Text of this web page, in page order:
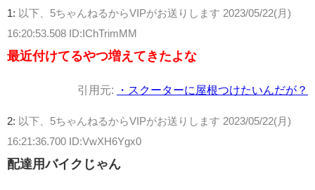
1: 以下、5ちゃんねるからVIPがお送りします 2023/05/22(月)
16:20:53.508 ID:IChTrimMM
最近付けてるやつ増えてきたよな
引用元: ・スクーターに屋根つけたいんだが？
2: 以下、5ちゃんねるからVIPがお送りします 2023/05/22(月)
16:21:36.700 ID:VwXH6Ygx0
配達用バイクじゃん